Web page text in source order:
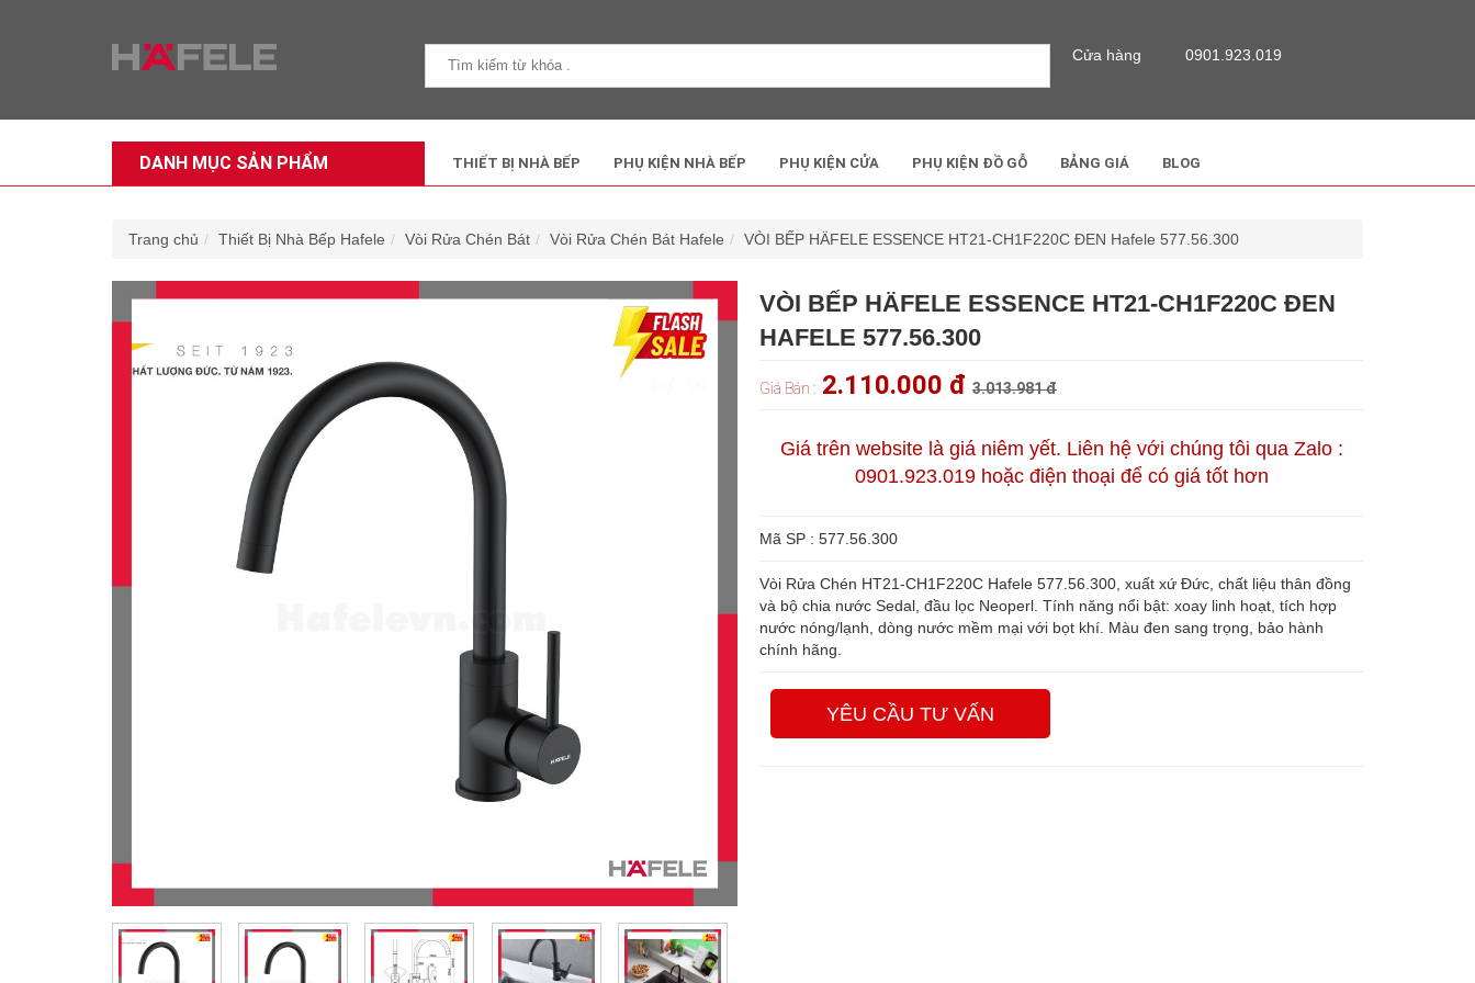
Cửa hàng 0901.923.019
DANH MỤC SẢN PHẨM THIẾT BỊ NHÀ BẾP PHỤ KIỆN NHÀ BẾP PHỤ KIỆN CỬA PHỤ KIỆN ĐỒ GỖ BẢNG GIÁ BLOG
Trang chủ Thiết Bị Nhà Bếp Hafele Vòi Rửa Chén Bát Vòi Rửa Chén Bát Hafele VÒI BẾP HÄFELE ESSENCE HT21-CH1F220C ĐEN Hafele 577.56.300
VÒI BẾP HÄFELE ESSENCE HT21-CH1F220C ĐEN
HAFELE 577.56.300
Giá Bán : 2.110.000 đ 3.013.981 đ
Giá trên website là giá niêm yết. Liên hệ với chúng tôi qua Zalo :
0901.923.019 hoặc điện thoại để có giá tốt hơn
Mã SP : 577.56.300
Vòi Rửa Chén HT21-CH1F220C Hafele 577.56.300, xuất xứ Đức, chất liệu thân đồng
và bộ chia nước Sedal, đầu lọc Neoperl. Tính năng nổi bật: xoay linh hoạt, tích hợp
nước nóng/lạnh, dòng nước mềm mại với bọt khí. Màu đen sang trọng, bảo hành
chính hãng.
YÊU CẦU TƯ VẤN